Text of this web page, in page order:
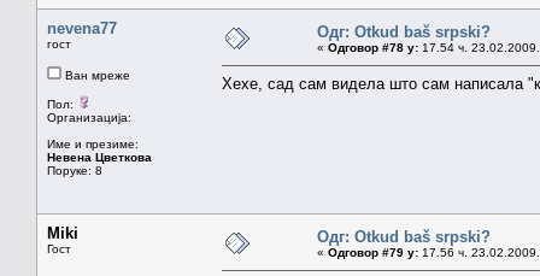
nevena77
гост
Ван мреже
Пол:
Организација:
Име и презиме:
Невена Цветкова
Поруке: 8
Одг: Otkud baš srpski?
« Одговор #78 у: 17.54 ч.
Хехе, сад сам видела што сам написала
Miki
Гост
Одг: Otkud baš srpski?
« Одговор #79 у: 17.56 ч.